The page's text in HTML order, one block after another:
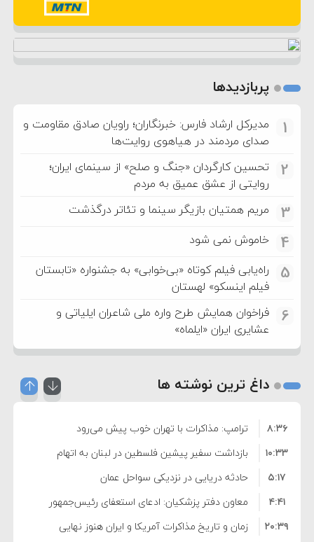
پربازدیدها
1
مدیرکل ارشاد فارس: خبرنگاران؛ راویان صادق مقاومت و
صدای مردمند در هیاهوی روایت‌ها
2
تحسین کارگردان «جنگ و صلح» از سینمای ایران؛
روایتی از عشق عمیق به مردم
3 مریم همتیان بازیگر سینما و تئاتر درگذشت
4 خاموش نمی شود
5
راه‌یابی فیلم کوتاه «بی‌خوابی» به جشنواره «تابستان
فیلم اینسکو» لهستان
6
فراخوان همایش طرح واره ملی شاعران ایلیاتی و
عشایری ایران «ایلماه»
داغ ترین نوشته ها
ترامپ: مذاکرات با تهران خوب پیش می‌رود
۸:۳۶
بازداشت سفیر پیشین فلسطین در لبنان به اتهام
فساد و اختلاس اموال
۱۰:۳۳
حادثه دریایی در نزدیکی سواحل عمان
۵:۱۷
معاون دفتر پزشکیان: ادعای استعفای رئیس‌جمهور
واهی و کذب محض است
۴:۴۱
زمان و تاریخ مذاکرات آمریکا و ایران هنوز نهایی
۲۰:۳۹